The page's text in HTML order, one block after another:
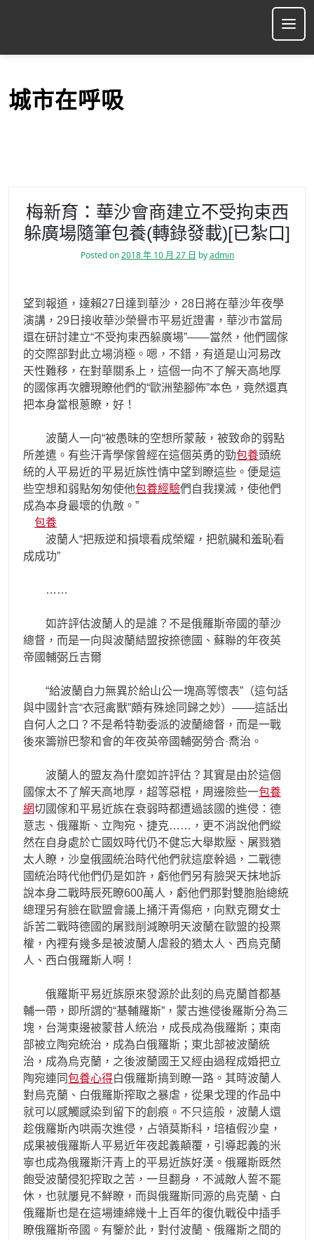
p
城市在呼吸
梅新育：華沙會商建立不受拘束西
躲廣場隨筆包養(轉錄發載)[已紮口]
Posted on2018 年 10 月 27 日 byadmin
望到報道，達賴27日達到華沙，28日將在華沙年夜學
演講，29日接收華沙榮譽市平易近證書，華沙市當局
還在研討建立“不受拘束西躲廣場”——當然，他們國傢
的交際部對此立場消極。嗯，不錯，有道是山河易改
天性難移，在對華關系上，這個一向不了解天高地厚
的國傢再次體現瞭他們的“歐洲墊腳佈”本色，竟然還真
把本身當根蔥瞭，好！
波蘭人一向“被愚昧的空想所蒙蔽，被致命的弱點
所差遣。有些汗青學傢曾經在這個英勇的勁包養頭統
統的人平易近的平易近族性情中望到瞭這些。便是這
些空想和弱點匆匆使他包養經驗們自我撲滅，使他們
成為本身最壞的仇敵。”
包養
波蘭人“把叛逆和損壞看成榮耀，把骯臟和羞恥看
成成功”
……
如許評估波蘭人的是誰？不是俄羅斯帝國的華沙
總督，而是一向與波蘭結盟按捺德國、蘇聯的年夜英
帝國輔弼丘吉爾
“給波蘭自力無異於給山公一塊高等懷表”（這句話
與中國針言“衣冠禽獸”頗有殊途同歸之妙）——這話出
自何人之口？不是希特勒委派的波蘭總督，而是一戰
後來籌辦巴黎和會的年夜英帝國輔弼勞合·喬治。
波蘭人的盟友為什麼如許評估？其實是由於這個
國傢太不了解天高地厚，超等惡棍，周邊險些一包養
網切國傢和平易近族在衰弱時都遭過該國的進侵：德
意志、俄羅斯、立陶宛、捷克……，更不消說他們縱
然在自身處於亡國奴時代仍不健忘大舉欺壓、屠戮猶
太人瞭，沙皇俄國統治時代他們就這麼幹過，二戰德
國統治時代他們仍是如許，虧他們另有臉哭天抹地訴
說本身二戰時辰死瞭600萬人，虧他們那對雙胞胎總統
總理另有臉在歐盟會議上捅汗青傷疤，向默克爾女士
訴苦二戰時德國的屠戮削減瞭明天波蘭在歐盟的投票
權，內裡有幾多是被波蘭人虐殺的猶太人、西烏克蘭
人、西白俄羅斯人啊！
俄羅斯平易近族原來發源於此刻的烏克蘭首都基
輔一帶，即所謂的“基輔羅斯”，蒙古進侵後羅斯分為三
塊，台灣東邊被蒙昔人統治，成長成為俄羅斯；東南
部被立陶宛統治，成為白俄羅斯；東北部被波蘭統
治，成為烏克蘭，之後波蘭國王又經由過程成婚把立
陶宛連同包養心得白俄羅斯搞到瞭一路。其時波蘭人
對烏克蘭、白俄羅斯搾取之暴虐，從果戈理的作品中
就可以感觸感染到留下的創痕。不只這般，波蘭人還
趁俄羅斯內哄兩次進侵，占領莫斯科，培植假沙皇，
成果被俄羅斯人平易近年夜起義顛覆，引導起義的米
寧也成為俄羅斯汗青上的平易近族好漢。俄羅斯既然
飽受波蘭侵犯搾取之苦，一旦翻身，不滅敵人誓不罷
休，也就屢見不鮮瞭，而與俄羅斯同源的烏克蘭、白
俄羅斯也是在這場連綿幾十上百年的復仇戰役中插手
瞭俄羅斯帝國。有鑒於此，對付波蘭、俄羅斯之間的